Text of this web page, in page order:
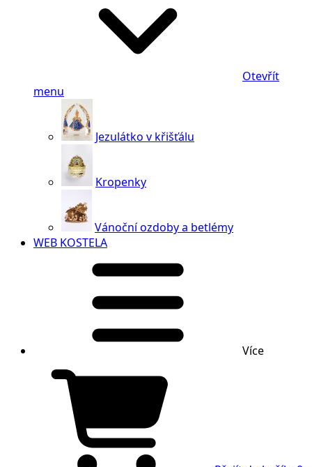
Otevřít
menu
Jezulátko v křišťálu
Kropenky
Vánoční ozdoby a betlémy
WEB KOSTELA
Více